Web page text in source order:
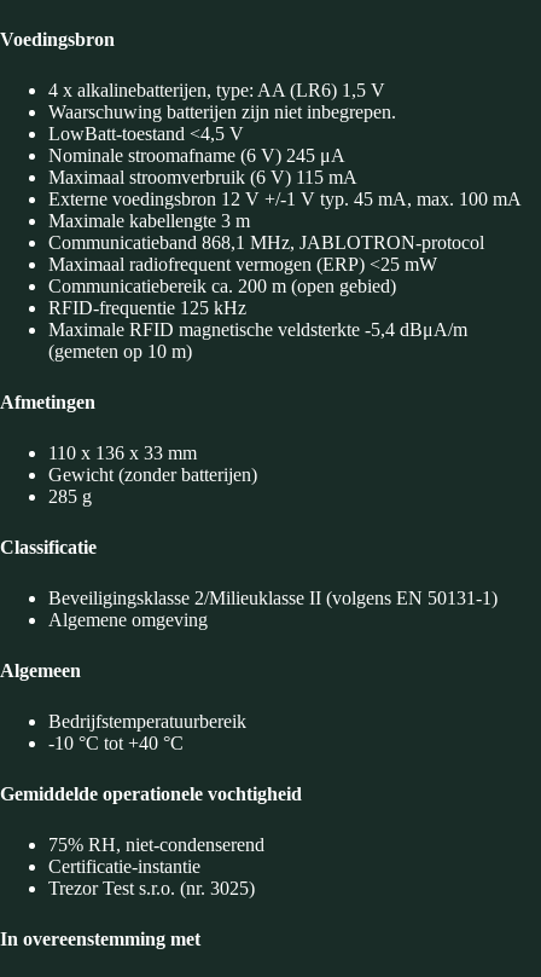
Voedingsbron
4 x alkalinebatterijen, type: AA (LR6) 1,5 V
Waarschuwing batterijen zijn niet inbegrepen.
LowBatt-toestand <4,5 V
Nominale stroomafname (6 V) 245 μA
Maximaal stroomverbruik (6 V) 115 mA
Externe voedingsbron 12 V +/-1 V typ. 45 mA, max. 100 mA
Maximale kabellengte 3 m
Communicatieband 868,1 MHz, JABLOTRON-protocol
Maximaal radiofrequent vermogen (ERP) <25 mW
Communicatiebereik ca. 200 m (open gebied)
RFID-frequentie 125 kHz
Maximale RFID magnetische veldsterkte -5,4 dBμA/m
(gemeten op 10 m)
Afmetingen
110 x 136 x 33 mm
Gewicht (zonder batterijen)
285 g
Classificatie
Beveiligingsklasse 2/Milieuklasse II (volgens EN 50131-1)
Algemene omgeving
Algemeen
Bedrijfstemperatuurbereik
-10 °C tot +40 °C
Gemiddelde operationele vochtigheid
75% RH, niet-condenserend
Certificatie-instantie
Trezor Test s.r.o. (nr. 3025)
In overeenstemming met